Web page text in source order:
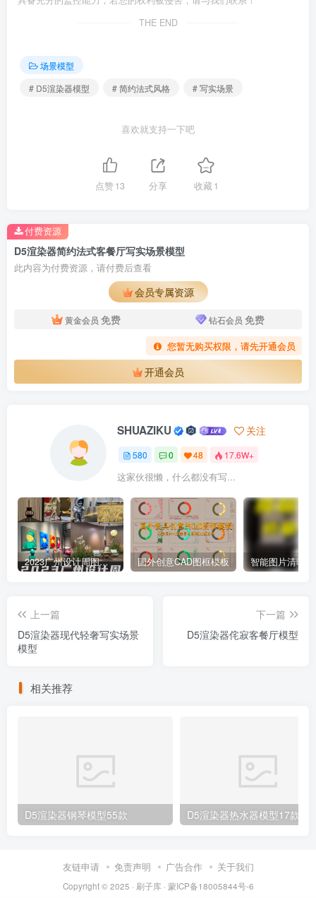
THE END
场景模型
# D5渲染器模型
# 简约法式风格 # 写实场景
喜欢就支持一下吧
点赞13 分享 收藏1
D5渲染器简约法式客餐厅写实场景模型
此内容为付费资源，请付费后查看
会员专属资源
黄金会员 免费 钻石会员 免费
您暂无购买权限，请先开通会员
开通会员
付费资源
SHUAZIKU 关注
580 0 48 17.6W+
这家伙很懒，什么都没有写...
2023广州设计周图集更新至8000多张高清图+联系方式 国外创意CAD图框模板
上一篇
D5渲染器现代轻奢写实场景
模型
下一篇
D5渲染器侘寂客餐厅模型
相关推荐
D5渲染器钢琴模型55款 D5渲染器热水器模型17款
友链申请 免责声明 广告合作 关于我们
Copyright © 2025 · 刷子库 · 蒙ICP备18005844号-6